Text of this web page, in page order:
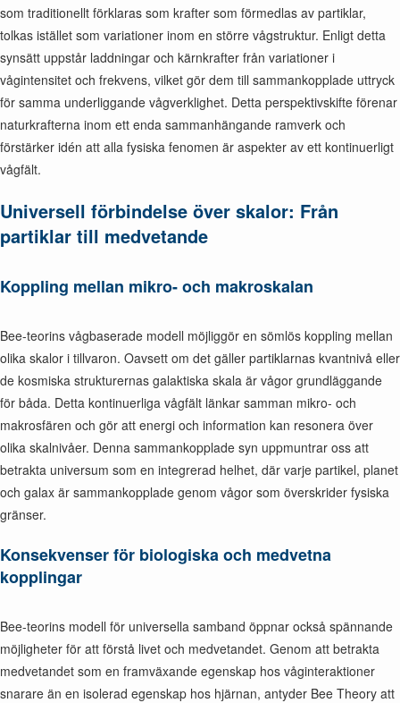
som traditionellt förklaras som krafter som förmedlas av partiklar,
tolkas istället som variationer inom en större vågstruktur. Enligt detta
synsätt uppstår laddningar och kärnkrafter från variationer i
vågintensitet och frekvens, vilket gör dem till sammankopplade uttryck
för samma underliggande vågverklighet. Detta perspektivskifte förenar
naturkrafterna inom ett enda sammanhängande ramverk och
förstärker idén att alla fysiska fenomen är aspekter av ett kontinuerligt
vågfält.
Universell förbindelse över skalor: Från
partiklar till medvetande
Koppling mellan mikro- och makroskalan
Bee-teorins vågbaserade modell möjliggör en sömlös koppling mellan
olika skalor i tillvaron. Oavsett om det gäller partiklarnas kvantnivå eller
de kosmiska strukturernas galaktiska skala är vågor grundläggande
för båda. Detta kontinuerliga vågfält länkar samman mikro- och
makrosfären och gör att energi och information kan resonera över
olika skalnivåer. Denna sammankopplade syn uppmuntrar oss att
betrakta universum som en integrerad helhet, där varje partikel, planet
och galax är sammankopplade genom vågor som överskrider fysiska
gränser.
Konsekvenser för biologiska och medvetna
kopplingar
Bee-teorins modell för universella samband öppnar också spännande
möjligheter för att förstå livet och medvetandet. Genom att betrakta
medvetandet som en framväxande egenskap hos våginteraktioner
snarare än en isolerad egenskap hos hjärnan, antyder Bee Theory att